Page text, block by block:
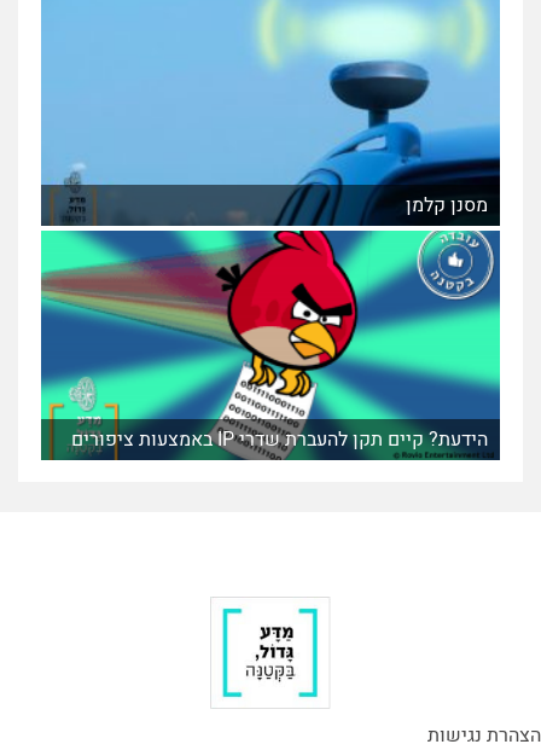
מסנן קלמן
הידעת? קיים תקן להעברת שדרי IP באמצעות ציפורים
הצהרת נגישות